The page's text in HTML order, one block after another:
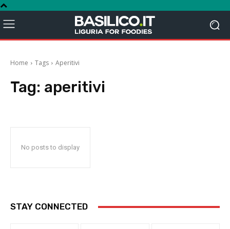
Home Tags Aperitivi
Tag: aperitivi
No posts to display
STAY CONNECTED